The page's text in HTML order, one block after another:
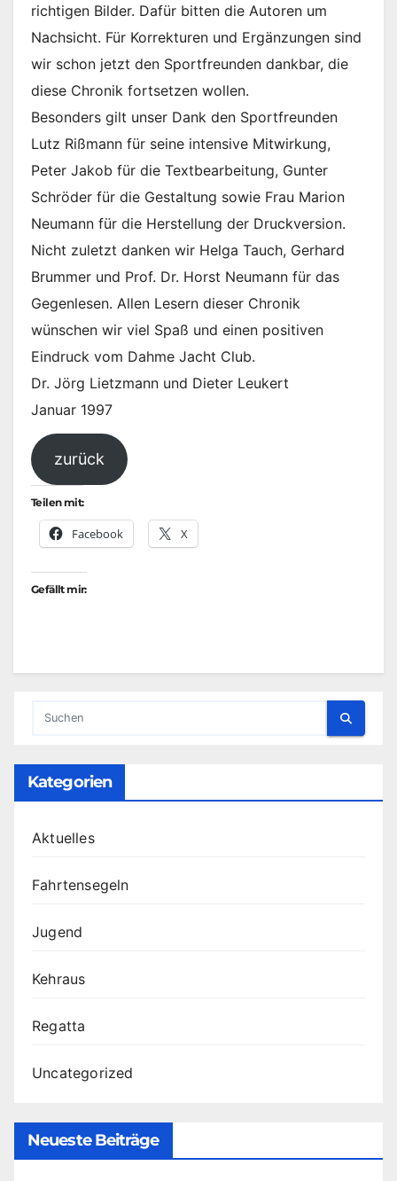
richtigen Bilder. Dafür bitten die Autoren um
Nachsicht. Für Korrekturen und Ergänzungen sind
wir schon jetzt den Sportfreunden dankbar, die
diese Chronik fortsetzen wollen.
Besonders gilt unser Dank den Sportfreunden
Lutz Rißmann für seine intensive Mitwirkung,
Peter Jakob für die Textbearbeitung, Gunter
Schröder für die Gestaltung sowie Frau Marion
Neumann für die Herstellung der Druckversion.
Nicht zuletzt danken wir Helga Tauch, Gerhard
Brummer und Prof. Dr. Horst Neumann für das
Gegenlesen. Allen Lesern dieser Chronik
wünschen wir viel Spaß und einen positiven
Eindruck vom Dahme Jacht Club.
Dr. Jörg Lietzmann und Dieter Leukert
Januar 1997
zurück
Teilen mit:
Facebook X
Gefällt mir:
Kategorien
Aktuelles
Fahrtensegeln
Jugend
Kehraus
Regatta
Uncategorized
Neueste Beiträge